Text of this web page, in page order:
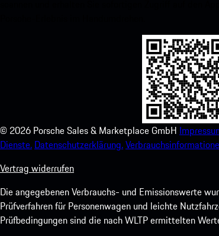
© 2026 Porsche Sales & Marketplace GmbH
Dienste. Datenschutzerklärung.
Vertrag widerrufen
Die angegebenen Verbrauchs- und Emissionswerte
Prüfverfahren für Personenwagen und leichte
Prüfbedingungen sind die nach WLTP ermittelten